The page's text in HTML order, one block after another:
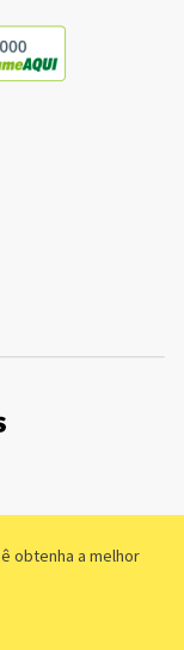
obtenha a melhor
0001-89 - Rua Dr.